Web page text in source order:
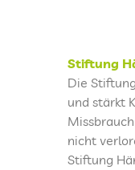
Stiftung
Die
und stärkt
nicht
Stiftung